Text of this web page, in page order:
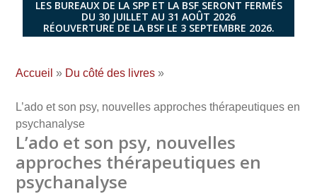
LES BUREAUX DE LA SPP ET LA BSF SERONT FERMÉS
DU 30 JUILLET AU 31 AOÛT 2026
RÉOUVERTURE DE LA BSF LE 3 SEPTEMBRE 2026.
Accueil » Du côté des livres »
L’ado et son psy, nouvelles approches thérapeutiques en
psychanalyse
L’ado et son psy, nouvelles
approches thérapeutiques en
psychanalyse